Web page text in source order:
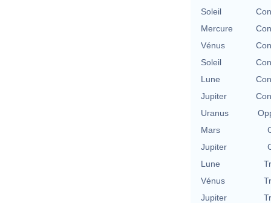
Soleil
Mercure
Vénus
Soleil
Lune
Jupiter
Uranus
Mars
Jupiter
Lune
Vénus
Jupiter